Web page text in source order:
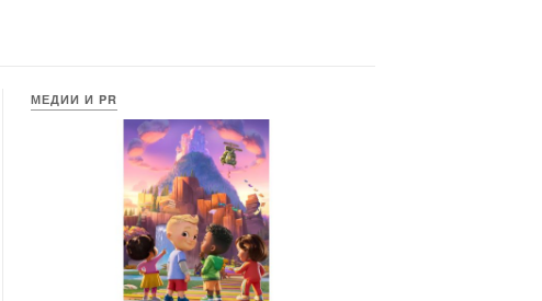
МЕДИИ И PR